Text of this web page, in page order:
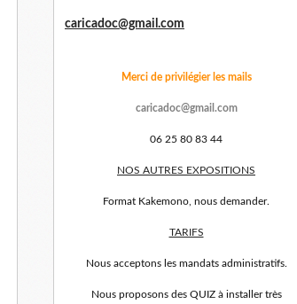
caricadoc@gmail.com
Merci de privilégier les mails
caricadoc@gmail.com
06 25 80 83 44
NOS AUTRES EXPOSITIONS
Format Kakemono, nous demander.
TARIFS
Nous acceptons les mandats administratifs.
Nous proposons des QUIZ à installer très